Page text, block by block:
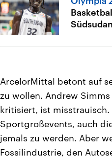
Südsudan
ArcelorMittal betont auf
zu wollen. Andrew
kritisiert, ist misstrauisch.
Sportgroßevents, auch
jemals zu werden. Aber
Fossilindustrie, den